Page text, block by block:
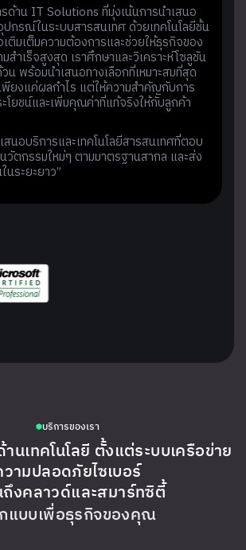
ด้าน IT Solutions ที่มุ่งเน้นการนำเสนอ
กรณ์ในระบบสารสนเทศ ด้วยเทคโนโลยีชั้น
ติมเต็มความต้องการและช่วยให้ธุรกิจของ
สำเร็จสูงสุด เราศึกษาและวิเคราะห์โซลูชัน
น พร้อมนำเสนอทางเลือกที่เหมาะสมที่สุด
พียงแค่ผลกำไร แต่ให้ความสำคัญกับการ
โยชน์และเพิ่มคุณค่าที่แท้จริงให้กับลูกค้า
สนอบริการและเทคโนโลยีสารสนเทศที่ตอบ
วัตกรรมใหม่ๆ ตามมาตรฐานสากล และส่ง
นระยะยาว”
บริการของเรา
นเทคโนโลยี ตั้งแต่ระบบเครือข่าย
ามปลอดภัยไซเบอร์
ถึงคลาวด์และสมาร์ทซิตี้
แบบเพื่อธุรกิจของคุณ